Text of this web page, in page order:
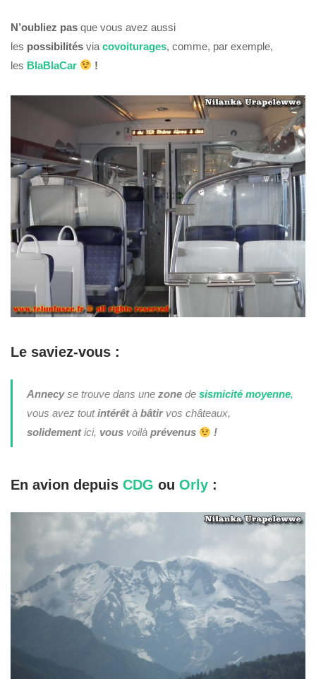
N’oubliez pas que vous avez aussi
les possibilités via covoiturages, comme, par exemple,
les BlaBlaCar !
Le saviez-vous :
Annecyse trouve dans une zonede sismicité moyenne,
vous avez toutintérêtà bâtirvos châteaux,
solidementici, vousvoilà prévenus !
En avion depuis CDG ou Orly :